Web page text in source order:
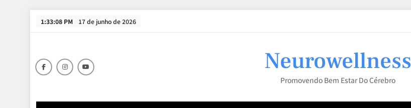
1:33:09 PM 17 de junho de 2026
Neurowellness
Promovendo Bem Estar Do Cérebro